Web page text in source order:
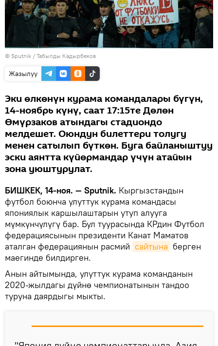
© Sputnik / Табылды Кадырбеков
Жазылуу
Эки өлкөнүн курама командалары бүгүн,
14-ноябрь күнү, саат 17:15те Дөлөн
Өмүрзаков атындагы стадиондо
мелдешет. Оюндун билеттери толугу
менен сатылып бүткөн. Буга байланыштуу
эски аянтта күйөрмандар үчүн атайын
зона уюштурулат.
БИШКЕК, 14-ноя. — Sputnik. Кыргызстандын
футбол боюнча улуттук курама командасы
япониялык каршылаштарын утуп алууга
мүмкүнчүлүгү бар. Бул туурасында КРдин Футбол
федерациясынын президенти Канат Маматов
аталган федерациянын расмий сайтына берген
маегинде билдирген.
Анын айтымында, улуттук курама команданын
2020-жылдагы дүйнө чемпионатынын тандоо
туруна даярдыгы мыкты.